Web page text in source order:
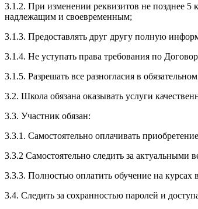
3.1.2. При изменении реквизитов не позднее 5
надлежащим и своевременным;
3.1.3. Предоставлять друг другу полную
3.1.4. Не уступать права требования по
3.1.5. Разрешать все разногласия в
3.2. Школа обязана оказывать услуги
3.3. Участник обязан:
3.3.1. Cамостоятельно оплачивать
3.3.2 Самостоятельно следить за актуальными
3.3.3. Полностью оплатить обучение на курсах
3.4. Следить за сохранностью паролей и